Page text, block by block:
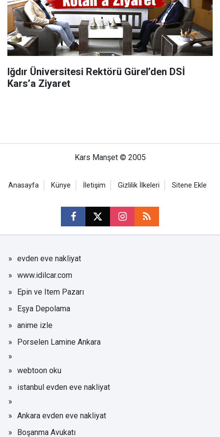
Iğdır Üniversitesi Rektörü Gürel’den DSİ
Kars’a Ziyaret
Kars Manşet © 2005
Anasayfa Künye İletişim Gizlilik İlkeleri Sitene Ekle
evden eve nakliyat
www.idilcar.com
Epin ve Item Pazarı
Eşya Depolama
anime izle
Porselen Lamine Ankara
webtoon oku
istanbul evden eve nakliyat
Ankara evden eve nakliyat
Boşanma Avukatı